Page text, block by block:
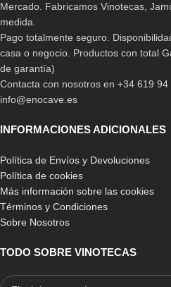
Mercado. Fabricamos Vinotecas,
medida.
Pago totalmente seguro.
casa o negocio. Productos con total
de garantía)
Contacta con nosotros en +34 619
info@enocave.es
INFORMACIONES ADICIONALES
Política de Envíos y Devoluciones
Política de cookies
Más información sobre las cookies
Términos y Condiciones
Sobre Nosotros
TODO SOBRE VINOTECAS